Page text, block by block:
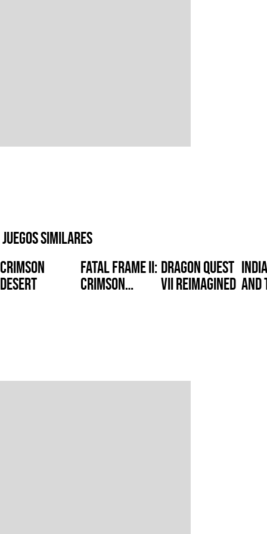
Juegos similares
Crimson
Desert
FATAL FRAME II:
Crimson
Dragon Quest
VII Reimagined and